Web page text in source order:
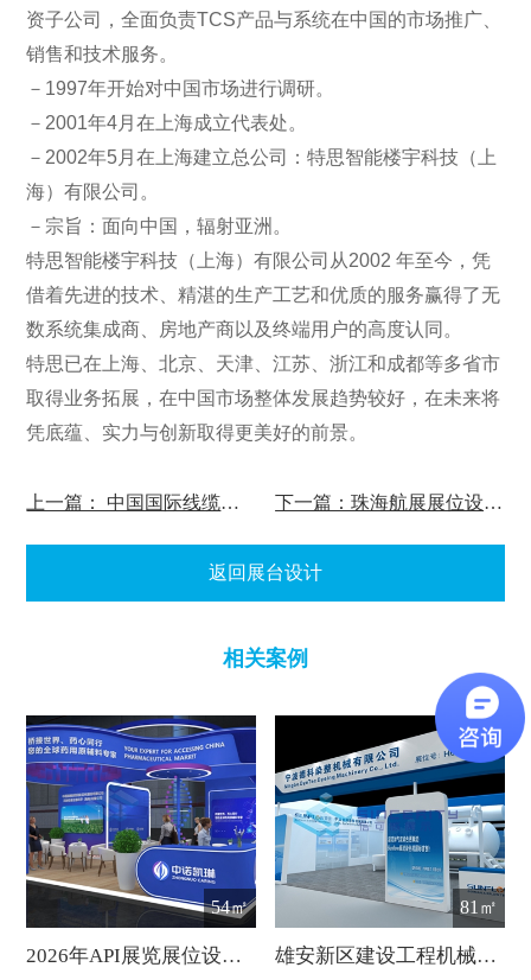
资子公司，全面负责TCS产品与系统在中国的市场推广、
销售和技术服务。
－1997年开始对中国市场进行调研。
－2001年4月在上海成立代表处。
－2002年5月在上海建立总公司：特思智能楼宇科技（上
海）有限公司。
－宗旨：面向中国，辐射亚洲。
特思智能楼宇科技（上海）有限公司从2002 年至今，凭
借着先进的技术、精湛的生产工艺和优质的服务赢得了无
数系统集成商、房地产商以及终端用户的高度认同。
特思已在上海、北京、天津、江苏、浙江和成都等多省市
取得业务拓展，在中国市场整体发展趋势较好，在未来将
凭底蕴、实力与创新取得更美好的前景。
上一篇： 中国国际线缆工业展览会搭建 下一篇：珠海航展展位设计搭建
返回展台设计
相关案例
54㎡
2026年API展览展位设计布置
81㎡
雄安新区建设工程机械展览会